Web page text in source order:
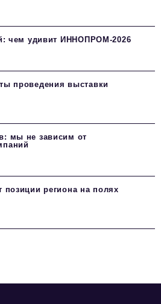
чем удивит ИННОПРОМ‑2026
проведения выставки
мы не зависим от
позиции региона на полях